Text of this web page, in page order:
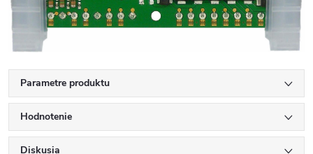
Parametre produktu
Hodnotenie
Diskusia